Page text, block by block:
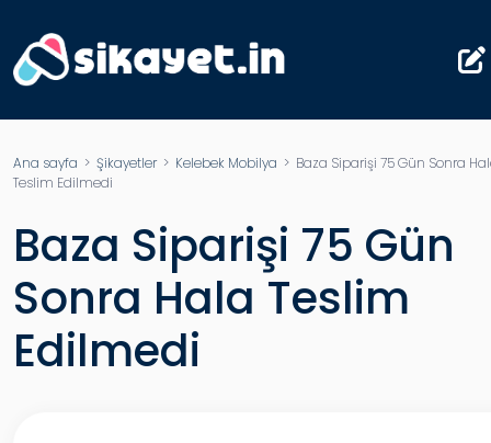
Ana sayfa > Şikayetler> Kelebek Mobilya > Baza Siparişi 75 Gün Sonra
Teslim Edilmedi
Baza Siparişi 75 Gün
Sonra Hala Teslim
Edilmedi